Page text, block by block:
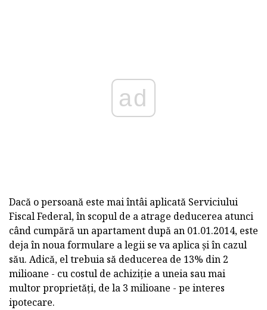
ad
Dacă o persoană este mai întâi aplicată Serviciului
Fiscal Federal, în scopul de a atrage deducerea atunci
când cumpără un apartament după an 01.01.2014, este
deja în noua formulare a legii se va aplica și în cazul
său. Adică, el trebuia să deducerea de 13% din 2
milioane - cu costul de achiziție a uneia sau mai
multor proprietăți, de la 3 milioane - pe interes
ipotecare.